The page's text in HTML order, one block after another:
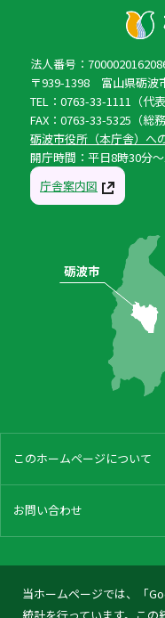
当ホームページでは、「
法人番号：
〒939-1398 富山県砺波
TEL：0763-33-1111（代表
FAX：0763-33-5325（総務
砺波市役所（本庁舎）へ
開庁時間：平日8時30分
庁舎案内図
このホームページについて
お問い合わせ